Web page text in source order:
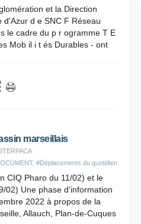
et la Direction
d'Azur d e SNC F Réseau
le cadre du p r ogramme T E
Mob il i t és Durables - ont
marseillais
, #Déplacements du quotidien
CIQ Pharo du 11/02) et le
02) Une phase d’information
2022 à propos de la
Allauch, Plan-de-Cuques